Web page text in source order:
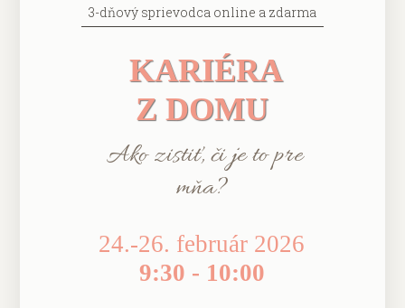
3-dňový sprievodca online a zdarma
KARIÉRA
Z DOMU
Ako zistiť, či je to pre
mňa?
24.-26. február 2026
9:30 - 10:00